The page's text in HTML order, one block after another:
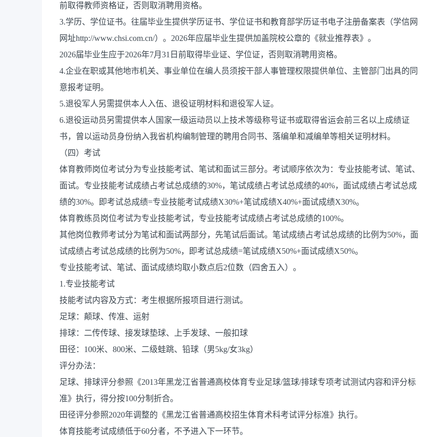
前取得教师资格证，否则取消聘用资格。
3.学历、学位证书。往届毕业生提供学历证书、学位证书和教育部学历证书电子注册备案表（学信网
网址http://www.chsi.com.cn/）。2026年应届毕业生提供加盖院校公章的《就业推荐表》。
2026届毕业生应于2026年7月31日前取得毕业证、学位证，否则取消聘用资格。
4.企业在职或其他地市机关、事业单位在编人员须按干部人事管理权限提供单位、主管部门出具的同
意报考证明。
5.退役军人另需提供本人入伍、退役证明材料和退役军人证。
6.退役运动员另需提供本人国家一级运动员以上技术等级称号证书或取得省运会前三名以上成绩证
书，曾以运动员身份纳入我省机构编制管理的聘用合同书、落编单和减编单等相关证明材料。
（四）考试
体育教师岗位考试分为专业技能考试、笔试和面试三部分。考试顺序依次为：专业技能考试、笔试、
面试。专业技能考试成绩占考试总成绩的30%，笔试成绩占考试总成绩的40%，面试成绩占考试总成
绩的30%。即考试总成绩=专业技能考试成绩X30%+笔试成绩X40%+面试成绩X30%。
体育教练员岗位考试为专业技能考试，专业技能考试成绩占考试总成绩的100%。
其他岗位教师考试分为笔试和面试两部分，先笔试后面试。笔试成绩占考试总成绩的比例为50%，面
试成绩占考试总成绩的比例为50%，即考试总成绩=笔试成绩X50%+面试成绩X50%。
专业技能考试、笔试、面试成绩均取小数点后2位数（四舍五入）。
1.专业技能考试
技能考试内容及方式：考生根据所报项目进行测试。
足球：颠球、传准、运射
排球：二传传球、接发球垫球、上手发球、一般扣球
田径：100米、800米、二级蛙跳、铅球（男5kg/女3kg）
评分办法：
足球、排球评分参照《2013年黑龙江省普通高校体育专业足球/篮球/排球专项考试测试内容和评分标
准》执行，得分按100分制折合。
田径评分参照2020年调整的《黑龙江省普通高校招生体育术科考试评分标准》执行。
体育技能考试成绩低于60分者，不予进入下一环节。